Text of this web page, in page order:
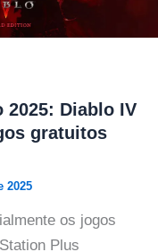
2025: Diablo IV
gratuitos
2025
os jogos
Plus